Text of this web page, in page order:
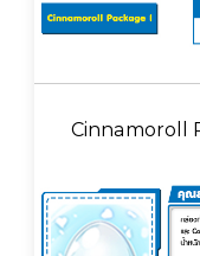
Cinnamoroll